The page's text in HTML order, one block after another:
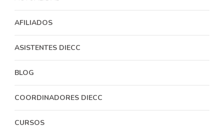
AFILIADOS
ASISTENTES DIECC
BLOG
COORDINADORES DIECC
CURSOS